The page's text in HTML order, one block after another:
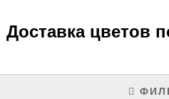
Доставка цветов